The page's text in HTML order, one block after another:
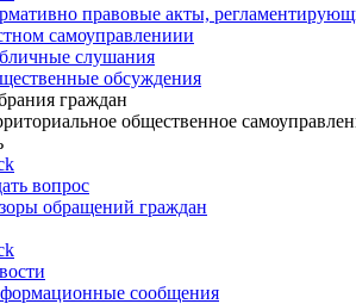
правовые акты,
самоуправлениии
слушания
обсуждения
граждан
общественное
вопрос
обращений граждан
сообщения